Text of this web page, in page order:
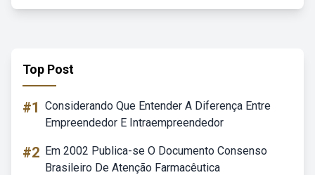
Top Post
#1 Considerando Que Entender A Diferença Entre
Empreendedor E Intraempreendedor
#2 Em 2002 Publica-se O Documento Consenso
Brasileiro De Atenção Farmacêutica